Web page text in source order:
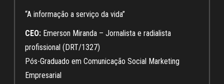
“A informação a serviço da vida”
CEO: Emerson Miranda – Jornalista e radialista
profissional (DRT/1327)
Pós-Graduado em Comunicação Social Marketing
Empresarial